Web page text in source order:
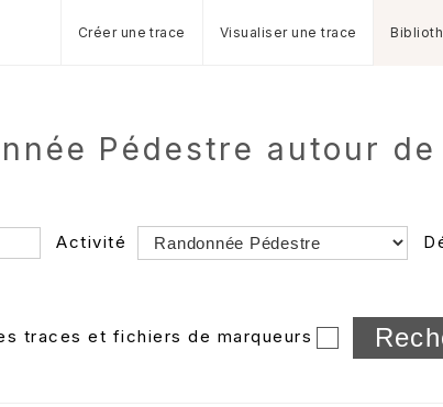
Créer une trace Visualiser une trace
Pédestre autour
Activité
Dossier
et
traces et fichiers de marqueurs